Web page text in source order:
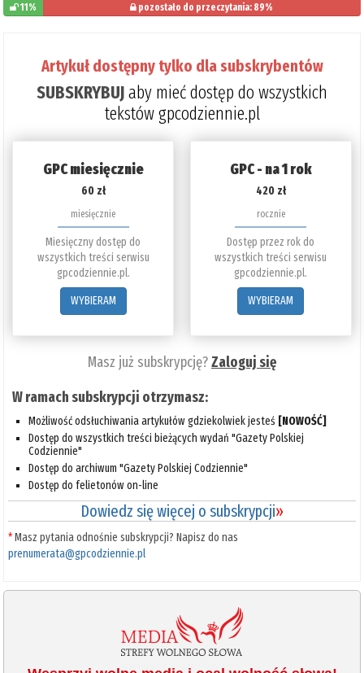
11% pozostało do przeczytania: 89%
Artykuł dostępny tylko dla subskrybentów
SUBSKRYBUJaby mieć dostęp do wszystkich
tekstów gpcodziennie.pl
GPC miesięcznie
60 zł
miesięcznie
Miesięczny dostęp do
wszystkich treści serwisu
gpcodziennie.pl.
WYBIERAM
GPC - na 1 rok
420 zł
rocznie
Dostęp przez rok do
wszystkich treści serwisu
gpcodziennie.pl.
WYBIERAM
Masz już subskrypcję?Zaloguj się
W ramach subskrypcji otrzymasz:
Możliwość odsłuchiwania artykułów gdziekolwiek jesteś [NOWOŚĆ]
Dostęp do wszystkich treści bieżących wydań "Gazety Polskiej
Codziennie"
Dostęp do archiwum "Gazety Polskiej Codziennie"
Dostęp do felietonów on-line
Dowiedz się więcej o subskrypcji»
*Masz pytania odnośnie subskrypcji? Napisz do nas
prenumerata@gpcodziennie.pl